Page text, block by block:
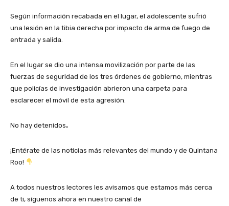
Según información recabada en el lugar, el adolescente sufrió
una lesión en la tibia derecha por impacto de arma de fuego de
entrada y salida.
En el lugar se dio una intensa movilización por parte de las
fuerzas de seguridad de los tres órdenes de gobierno, mientras
que policías de investigación abrieron una carpeta para
esclarecer el móvil de esta agresión.
No hay detenidos.
¡Entérate de las noticias más relevantes del mundo y de Quintana
Roo!
A todos nuestros lectores les avisamos que estamos más cerca
de ti, síguenos ahora en nuestro canal de